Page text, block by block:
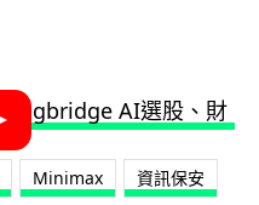
Minimax 資訊保安